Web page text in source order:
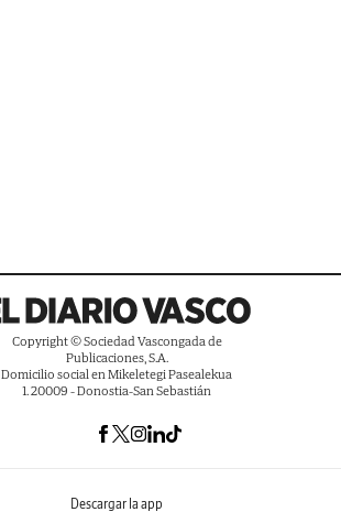
Copyright © Sociedad Vascongada de
Publicaciones, S.A.
Domicilio social en Mikeletegi Pasealekua
1. 20009 - Donostia-San Sebastián
Descargar la app